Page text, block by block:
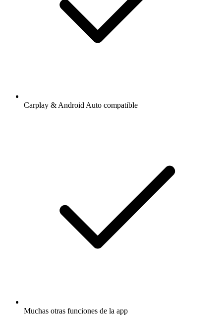
Carplay & Android Auto compatible
Muchas otras funciones de la app